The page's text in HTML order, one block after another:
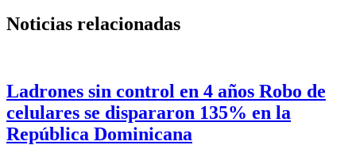
Noticias relacionadas
Ladrones sin control en 4 años Robo de
celulares se dispararon 135% en la
República Dominicana